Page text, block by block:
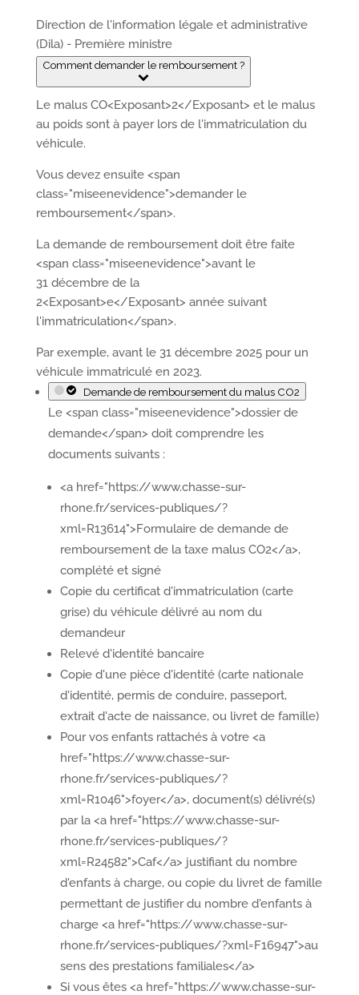
Direction de l'information légale et administrative
(Dila) - Première ministre
Comment demander le remboursement ?
Le malus CO<Exposant>2</Exposant> et le malus
au poids sont à payer lors de l'immatriculation du
véhicule.
Vous devez ensuite <span
class="miseenevidence">demander le
remboursement</span>.
La demande de remboursement doit être faite
<span class="miseenevidence">avant le
31 décembre de la
2<Exposant>e</Exposant> année suivant
l'immatriculation</span>.
Par exemple, avant le 31 décembre 2025 pour un
véhicule immatriculé en 2023.
Demande de remboursement du malus CO2
Le <span class="miseenevidence">dossier de
demande</span> doit comprendre les
documents suivants :
<a href="https://www.chasse-sur-
rhone.fr/services-publiques/?
xml=R13614">Formulaire de demande de
remboursement de la taxe malus CO2</a>,
complété et signé
Copie du certificat d'immatriculation (carte
grise) du véhicule délivré au nom du
demandeur
Relevé d'identité bancaire
Copie d'une pièce d'identité (carte nationale
d'identité, permis de conduire, passeport,
extrait d'acte de naissance, ou livret de famille)
Pour vos enfants rattachés à votre <a
href="https://www.chasse-sur-
rhone.fr/services-publiques/?
xml=R1046">foyer</a>, document(s) délivré(s)
par la <a href="https://www.chasse-sur-
rhone.fr/services-publiques/?
xml=R24582">Caf</a> justifiant du nombre
d'enfants à charge, ou copie du livret de famille
permettant de justifier du nombre d'enfants à
charge <a href="https://www.chasse-sur-
rhone.fr/services-publiques/?xml=F16947">au
sens des prestations familiales</a>
Si vous êtes <a href="https://www.chasse-sur-